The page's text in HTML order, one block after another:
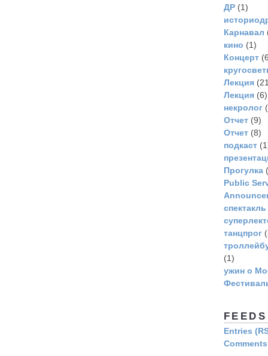
ДР (1)
Карнавал
кино (1)
Концерт
Лекция
Лекция (6)
некролог
Отчет (9)
Отчет (8)
подкаст
Прогулка
Рublic
спектакль
танцпрог
(1)
ужин о
FEEDS
Entries